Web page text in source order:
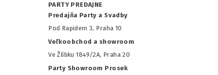
PARTY PREDAJNE
Predajňa Party a Svadby
Pod Rapidem 3, Praha 10
Veľkoobchod a showroom
Ve Žlíbku 1849/2A, Praha 20
Party Showroom Prosek